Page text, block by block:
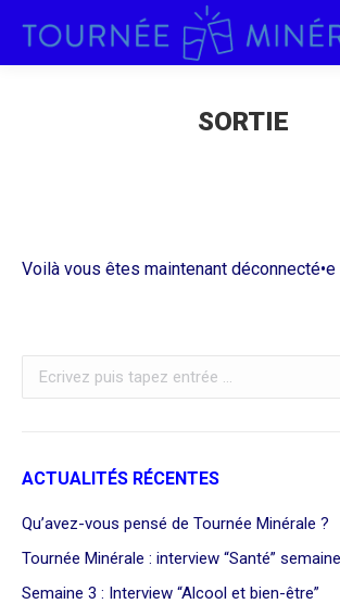
SORTIE
Voilà vous êtes maintenant déconnecté•e
Recherche
:
ACTUALITÉS RÉCENTES
Qu’avez-vous pensé de Tournée Minérale ?
Tournée Minérale : interview “Santé”
Semaine 3 : Interview “Alcool et bien-être”